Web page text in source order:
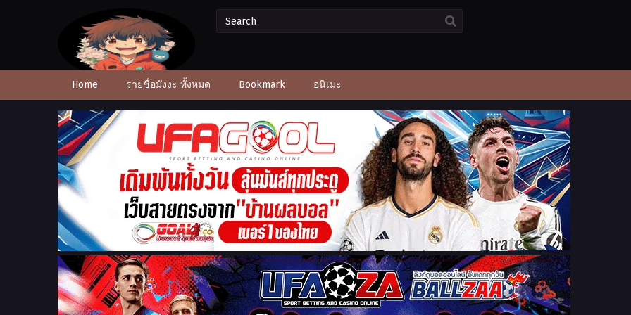
Home รายชื่อมังงะ ทั้งหมด Bookmark อนิเมะ